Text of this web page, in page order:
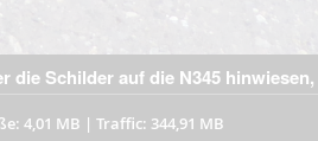
die Schilder auf die N345
4,01 MB | Traffic: 344,91 MB